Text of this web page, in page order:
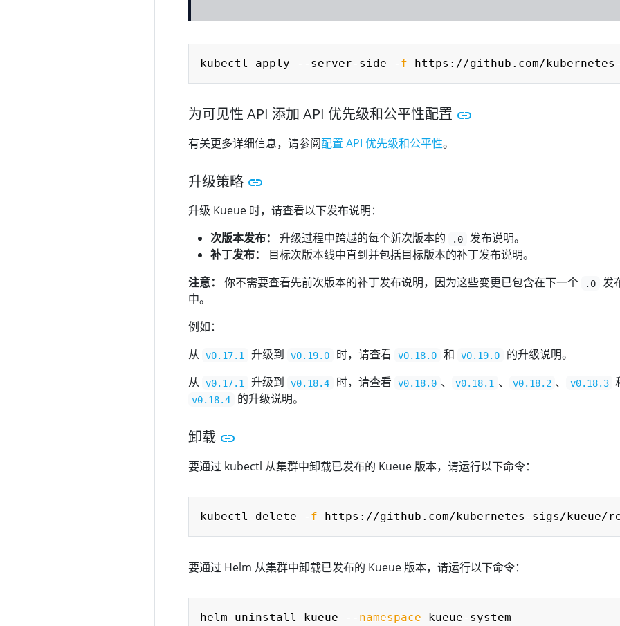
kubectl apply --server-side -f
为可见性 API 添加 API 优先级和公平性配置
有关更多详细信息，请参阅配置 API 优先级和公平性。
升级策略
升级 Kueue 时，请查看以下发布说明：
次版本发布：
升级过程中跨越的每个新次版本的 .0
发布说明。
补丁发布：
目标次版本线中直到并包括目标版本的补丁发布说明。
注意：
你不需要查看先前次版本的补丁发布说明，因为这些变更已包含在下一个 .0
发
中。
例如：
从
v0.17.1 升级到 v0.19.0 时，请查看 v0.18.0 和 v0.19.0
的升级说明。
从
v0.17.1 升级到 v0.18.4 时，请查看 v0.18.0 、 v0.18.1 、 v0.18.2 、 v0.18.3
v0.18.4 的升级说明。
卸载
要通过 kubectl 从集群中卸载已发布的 Kueue 版本，请运行以下命令：
kubectl delete -f
要通过 Helm 从集群中卸载已发布的 Kueue 版本，请运行以下命令：
helm uninstall kueue --namespace